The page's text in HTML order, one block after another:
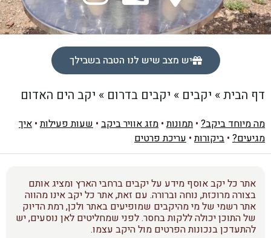
יש מצב שיש לנו הטבה בשבילך
דף הבית» יקבים » יקבים בדרום » יקב הים האדום
מה מיוחד ביקב? • תמונות• מזג אוויר ביקב • שעות פעילות• איך
מגיעים? • ביקורות• עריכת פרטים
אתר כל יקב אוסף מידע על יקבים ברחבי הארץ ומציג אותם
בצורה מרוכזת, נוחה וברורה. עם זאת, אתר כל יקב אינו מהווה
אתר רשמי של מי מהיקבים שמופיעים באתר ולכן, רמת הדיוק
של התוכן יכולה ללקות בחסר. לפני שמחליטים לאן נוסעים, יש
להתעדכן בנכונות הפרטים מול היקב עצמו.